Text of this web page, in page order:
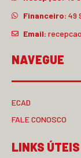
Financeiro: 49
Email:
NAVEGUE
ECAD
FALE CONOSCO
LINKS ÚTEIS